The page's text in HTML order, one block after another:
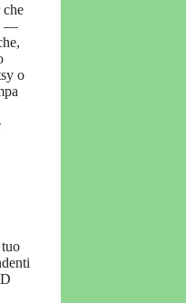
che
—
o